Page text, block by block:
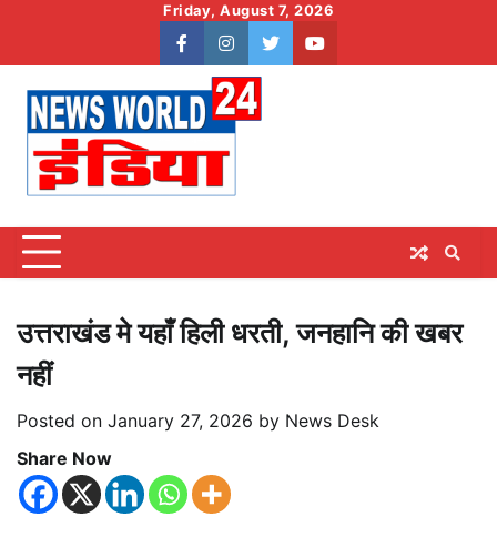
content
Friday, August 7, 2026
facebookinstagram
twitteryoutube
उत्तराखंड मे यहाँ हिली धरती, जनहानि की खबर
नहीं
Posted on January 27, 2026 by News Desk
Share Now